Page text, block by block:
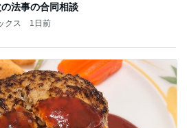
法事の合同相談
クス 1日前